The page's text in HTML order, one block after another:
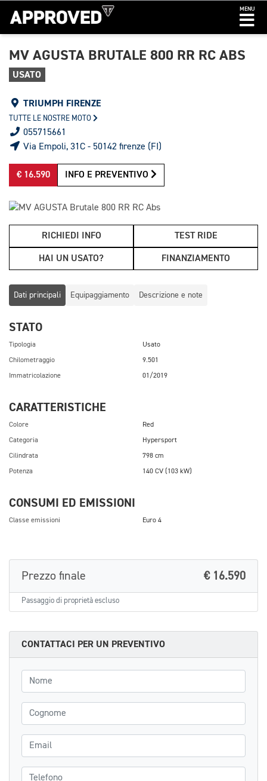
MENU
MV AGUSTA BRUTALE 800 RR RC ABS
USATO
TRIUMPH FIRENZE
TUTTE LE NOSTRE MOTO
055715661
Via Empoli, 31C - 50142 firenze (FI)
€ 16.590 INFO E PREVENTIVO
RICHIEDI INFO TEST RIDE
HAI UN USATO? FINANZIAMENTO
Dati principali Equipaggiamento Descrizione e note
STATO
Tipologia Usato
Chilometraggio 9.501
Immatricolazione 01/2019
CARATTERISTICHE
Colore Red
Categoria Hypersport
Cilindrata 798 cm
Potenza 140 CV (103 kW)
CONSUMI ED EMISSIONI
Classe emissioni Euro 4
Prezzo finale € 16.590
Passaggio di proprietà escluso
CONTATTACI PER UN PREVENTIVO
Nome
Cognome
Email
Telefono